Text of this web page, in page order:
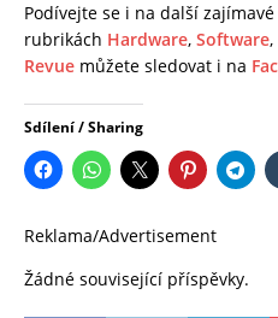
Podívejte se i na další
rubrikách Hardware, Software,
Revue můžete sledovat i na
Sdílení / Sharing
Reklama/Advertisement
Žádné související příspěvky.